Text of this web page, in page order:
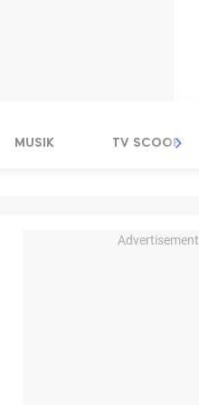
MUSIK TV SCOOP
Advertisement